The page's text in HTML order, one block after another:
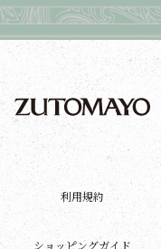
利用規約
ショッピングガイド